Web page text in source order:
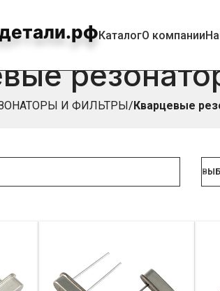
КаталогО компании
И ФИЛЬТРЫ Кварцевые